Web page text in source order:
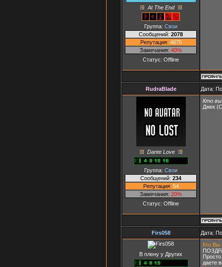
At The End
Группа: Свои
Сообщений: 2078
Репутация: 4675
Замечания: 40%
Статус: Offline
RudraBlade Дата:
Dante Love
Группа: Свои
Сообщений: 234
Репутация: 54
Замечания: 20%
Статус: Offline
Кто вы
Джек
Firs058 Дата:
В плену у Других
Кто Вы
даете